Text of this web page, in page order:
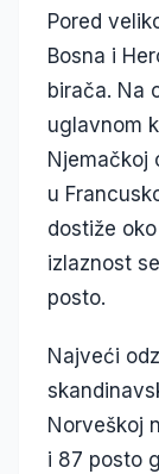
Pored
Bosna i
birača. Na
uglavnom
Njemačkoj
u
dostiže
izlaznost
posto.
Najveći
Norveškoj
i 87 posto